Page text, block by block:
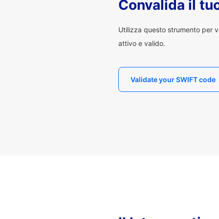
Convalida il
Utilizza questo strumento per
attivo e valido.
Validate your SWIFT code